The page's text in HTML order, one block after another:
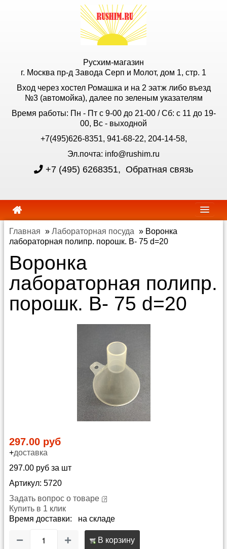
Русхим-магазин
г. Москва пр-д Завода Серп и Молот, дом 1, стр. 1
Вход через хостел Ромашка и на 2 эатж либо въезд
№3 (автомойка), далее по зеленым указателям
Время работы: Пн - Пт с 9-00 до 21-00 / Сб: с 11 до 19-
00, Вс - выходной
+7(495)626-8351, 941-68-22, 204-14-58,
Эл.почта: info@rushim.ru
+7 (495) 6268351, Обратная связь
Главная » Лабораторная посуда » Воронка
лабораторная полипр. порошк. В- 75 d=20
Воронка
лабораторная полипр.
порошк. В- 75 d=20
297.00 руб
+доставка
297.00 руб за шт
Артикул: 5720
Задать вопрос о товаре
Купить в 1 клик
Время доставки: на складе
В корзину